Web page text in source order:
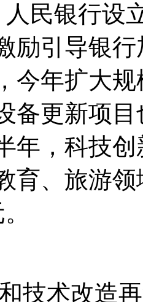
人民银行设
励引导银
今年扩大
备更新项
年，科技
育、旅游
技术改造